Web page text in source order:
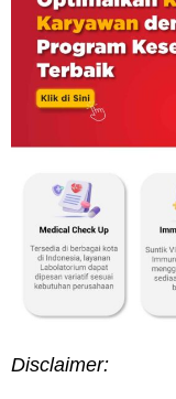
Disclaimer: